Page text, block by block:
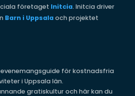
företaget Initcia. Initcia driver
Barn i Uppsalaoch projektet
för kostnadsfria
i Uppsala län.
gratiskultur och här kan du